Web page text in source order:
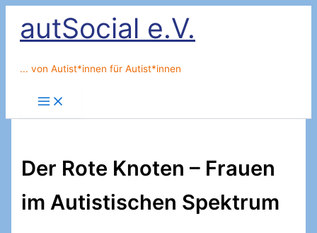
InhaltautSocial e.V.
... von Autist*innen für Autist*innen
Der Rote Knoten – Frauen
im Autistischen Spektrum